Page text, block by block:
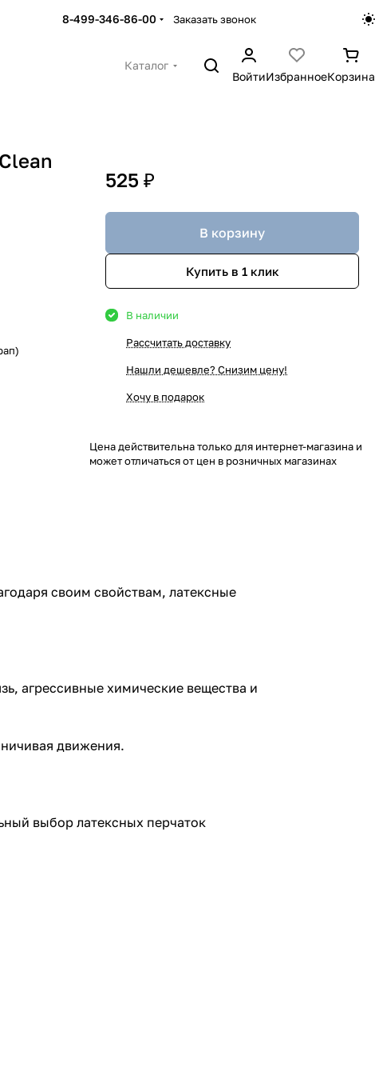
8-499-346-86-00 Заказать звонок
Каталог
ВойтиИзбранноеКорзина
525 ₽
В корзину
Купить в 1 клик
В наличии
Рассчитать доставку
Нашли дешевле? Снизим цену!
Хочу в подарок
Цена действительна только для интернет-магазина и
может отличаться от цен в розничных магазинах
своим свойствам, латексные
агрессивные химические вещества и
движения.
выбор латексных перчаток